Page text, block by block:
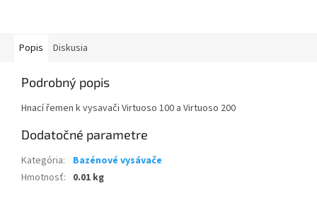
Popis Diskusia
Podrobný popis
Hnací řemen k vysavači Virtuoso 100 a Virtuoso 200
Dodatočné parametre
Kategória:
Bazénové vysávače
Hmotnosť: 0.01 kg